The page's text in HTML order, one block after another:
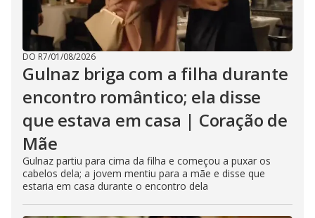
DO R7/01/08/2026
Gulnaz briga com a filha durante
encontro romântico; ela disse
que estava em casa | Coração de
Mãe
Gulnaz partiu para cima da filha e começou a puxar os
cabelos dela; a jovem mentiu para a mãe e disse que
estaria em casa durante o encontro dela